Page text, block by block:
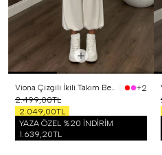
Viona Çizgili İkili Takım Beyaz
+2
2.499,00TL
2.049,00TL
YAZA ÖZEL %20 İNDİRİM
1.639,20TL